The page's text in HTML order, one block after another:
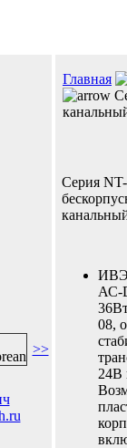
>>
Главная
Серия
АС-
08,
24В